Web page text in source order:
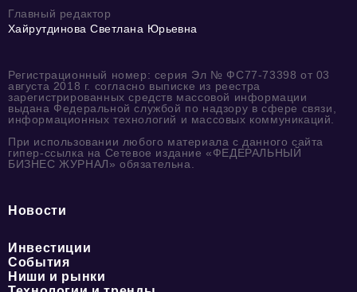
Главный редактор
Хайрутдинова Светлана Юрьевна
Регистрационный номер: серия Эл № ФС77-73398 от 03
августа 2018 г. согласно выписке из реестра
зарегистрированных средств массовой информации
выдана Федеральной службой по надзору в сфере связи,
информационных технологий и массовых коммуникаций.
При использовании любого материала с данного сайта
гипер-ссылка на Сетевое издание «ФЕДЕРАЛЬНЫЙ
БИЗНЕС ЖУРНАЛ» обязательна.
Новости
Инвестиции
События
Ниши и рынки